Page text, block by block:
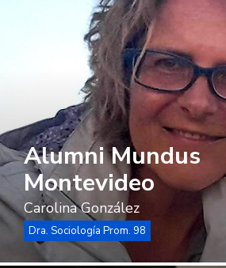
Alumni Mundus
Montevideo
Carolina González
Dra. Sociología Prom. 98